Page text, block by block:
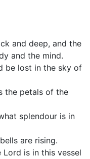
and deep, and the
and the mind.
be lost in the sky of
the petals of the
splendour is in
are rising.
Lord is in this vessel